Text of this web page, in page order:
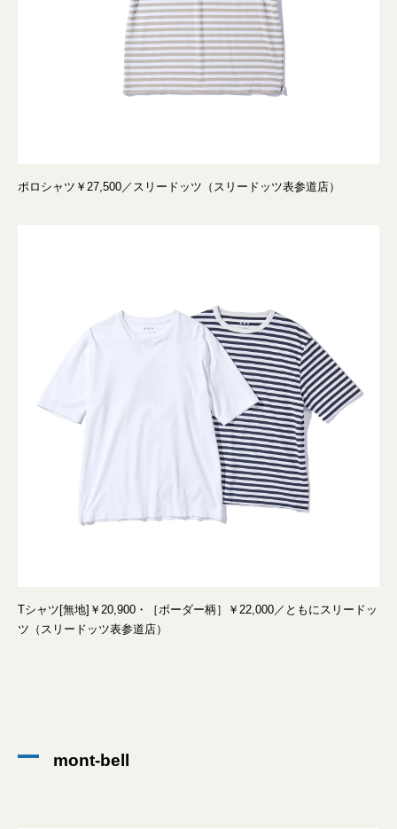
ポロシャツ￥27,500／スリードッツ（スリードッツ表参道店）
Tシャツ[無地]￥20,900・［ボーダー柄］￥22,000／ともにスリードッ
ツ（スリードッツ表参道店）
mont-bell